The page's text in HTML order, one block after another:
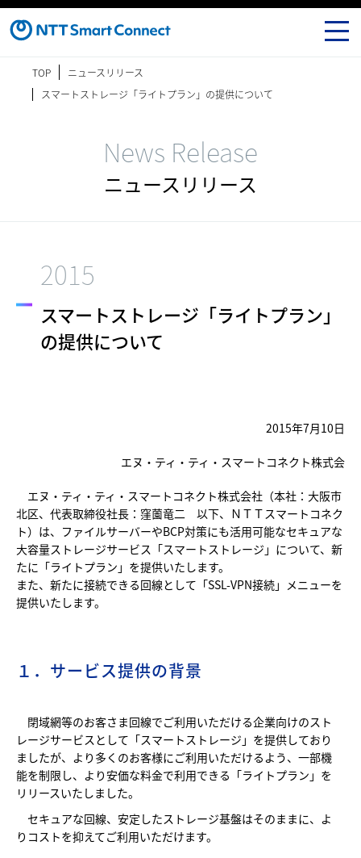
TOP
ニュースリリース
スマートストレージ「ライトプラン」の提供について
News Release
ニュースリリース
2015
スマートストレージ「ライトプラン」
の提供について
2015年7月10日
エヌ・ティ・ティ・スマートコネクト株式会
エヌ・ティ・ティ・スマートコネクト株式会社（本社：大阪市
北区、代表取締役社長：窪薗竜二 以下、ＮＴＴスマートコネク
ト）は、ファイルサーバーやBCP対策にも活用可能なセキュアな
大容量ストレージサービス「スマートストレージ」について、新
たに「ライトプラン」を提供いたします。
また、新たに接続できる回線として「SSL-VPN接続」メニューを
提供いたします。
１．サービス提供の背景
閉域網等のお客さま回線でご利用いただける企業向けのスト
レージサービスとして「スマートストレージ」を提供しており
ましたが、より多くのお客様にご利用いただけるよう、一部機
能を制限し、より安価な料金で利用できる「ライトプラン」を
リリースいたしました。
セキュアな回線、安定したストレージ基盤はそのままに、よ
りコストを抑えてご利用いただけます。